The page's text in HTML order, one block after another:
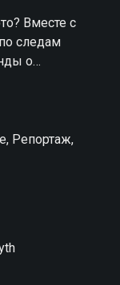
Вместе с
следам
о
Репортаж,